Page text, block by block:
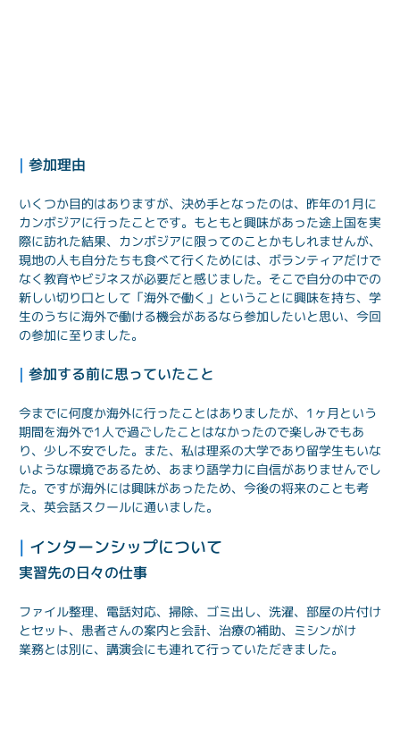
| 参加理由
いくつか目的はありますが、決め手となったのは、昨年の1月に
カンボジアに行ったことです。もともと興味があった途上国を実
際に訪れた結果、カンボジアに限ってのことかもしれませんが、
現地の人も自分たちも食べて行くためには、ボランティアだけで
なく教育やビジネスが必要だと感じました。そこで自分の中での
新しい切り口として「海外で働く」ということに興味を持ち、学
生のうちに海外で働ける機会があるなら参加したいと思い、今回
の参加に至りました。
| 参加する前に思っていたこと
今までに何度か海外に行ったことはありましたが、1ヶ月という
期間を海外で1人で過ごしたことはなかったので楽しみでもあ
り、少し不安でした。また、私は理系の大学であり留学生もいな
いような環境であるため、あまり語学力に自信がありませんでし
た。ですが海外には興味があったため、今後の将来のことも考
え、英会話スクールに通いました。
| インターンシップについて
実習先の日々の仕事
ファイル整理、電話対応、掃除、ゴミ出し、洗濯、部屋の片付け
とセット、患者さんの案内と会計、治療の補助、ミシンがけ
業務とは別に、講演会にも連れて行っていただきました。